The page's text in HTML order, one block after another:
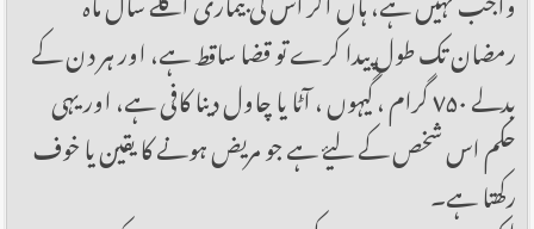
رمضان تک طول پیدا کرے تو قضا ساقط ہے، اور ہر دن کے
بدلے ۷۵۰ گرام ، گیہوں ، آٹا یا چاول دینا کافی ہے، اور یہی
حکم اس شخص کے لیۓ ہے جو مریض ہونے کا یقین یا خوف
رکھتا ہے۔